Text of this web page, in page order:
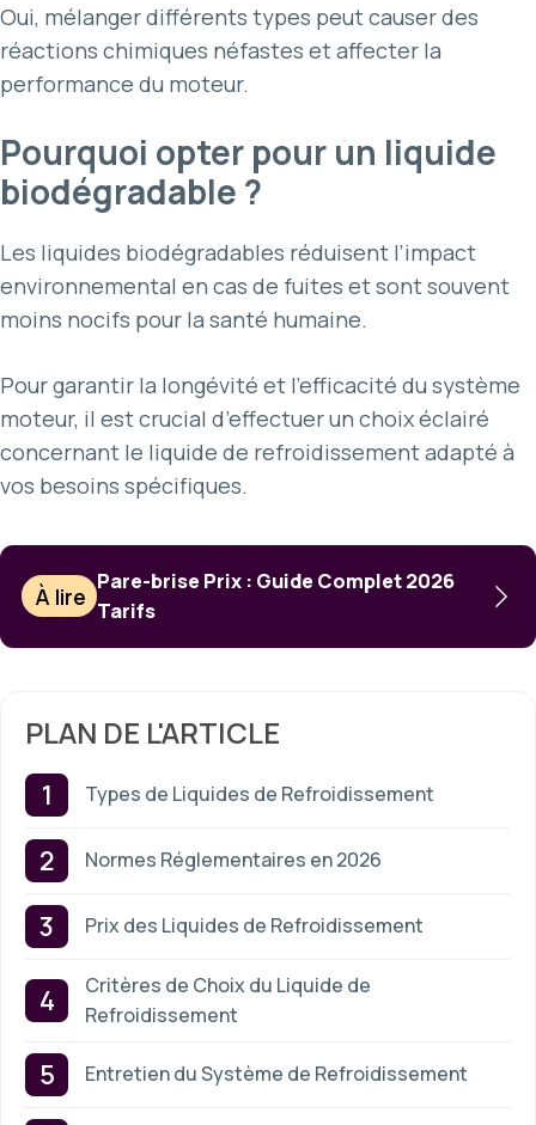
Oui, mélanger différents types peut causer des
réactions chimiques néfastes et affecter la
performance du moteur.
Pourquoi opter pour un liquide
biodégradable ?
Les liquides biodégradables réduisent l’impact
environnemental en cas de fuites et sont souvent
moins nocifs pour la santé humaine.
Pour garantir la longévité et l’efficacité du système
moteur, il est crucial d’effectuer un choix éclairé
concernant le liquide de refroidissement adapté à
vos besoins spécifiques.
À lire
Pare-brise Prix : Guide Complet 2026
Tarifs
PLAN DE L'ARTICLE
Types de Liquides de Refroidissement
Normes Réglementaires en 2026
Prix des Liquides de Refroidissement
Critères de Choix du Liquide de
Refroidissement
Entretien du Système de Refroidissement